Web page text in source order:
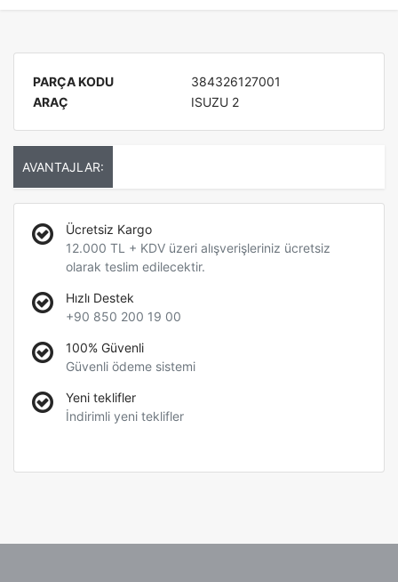
PARÇA KODU
384326127001
ARAÇ
ISUZU 2
AVANTAJLAR:
Ücretsiz Kargo
12.000 TL + KDV üzeri alışverişleriniz ücretsiz
olarak teslim edilecektir.
Hızlı Destek
+90 850 200 19 00
100% Güvenli
Güvenli ödeme sistemi
Yeni teklifler
İndirimli yeni teklifler